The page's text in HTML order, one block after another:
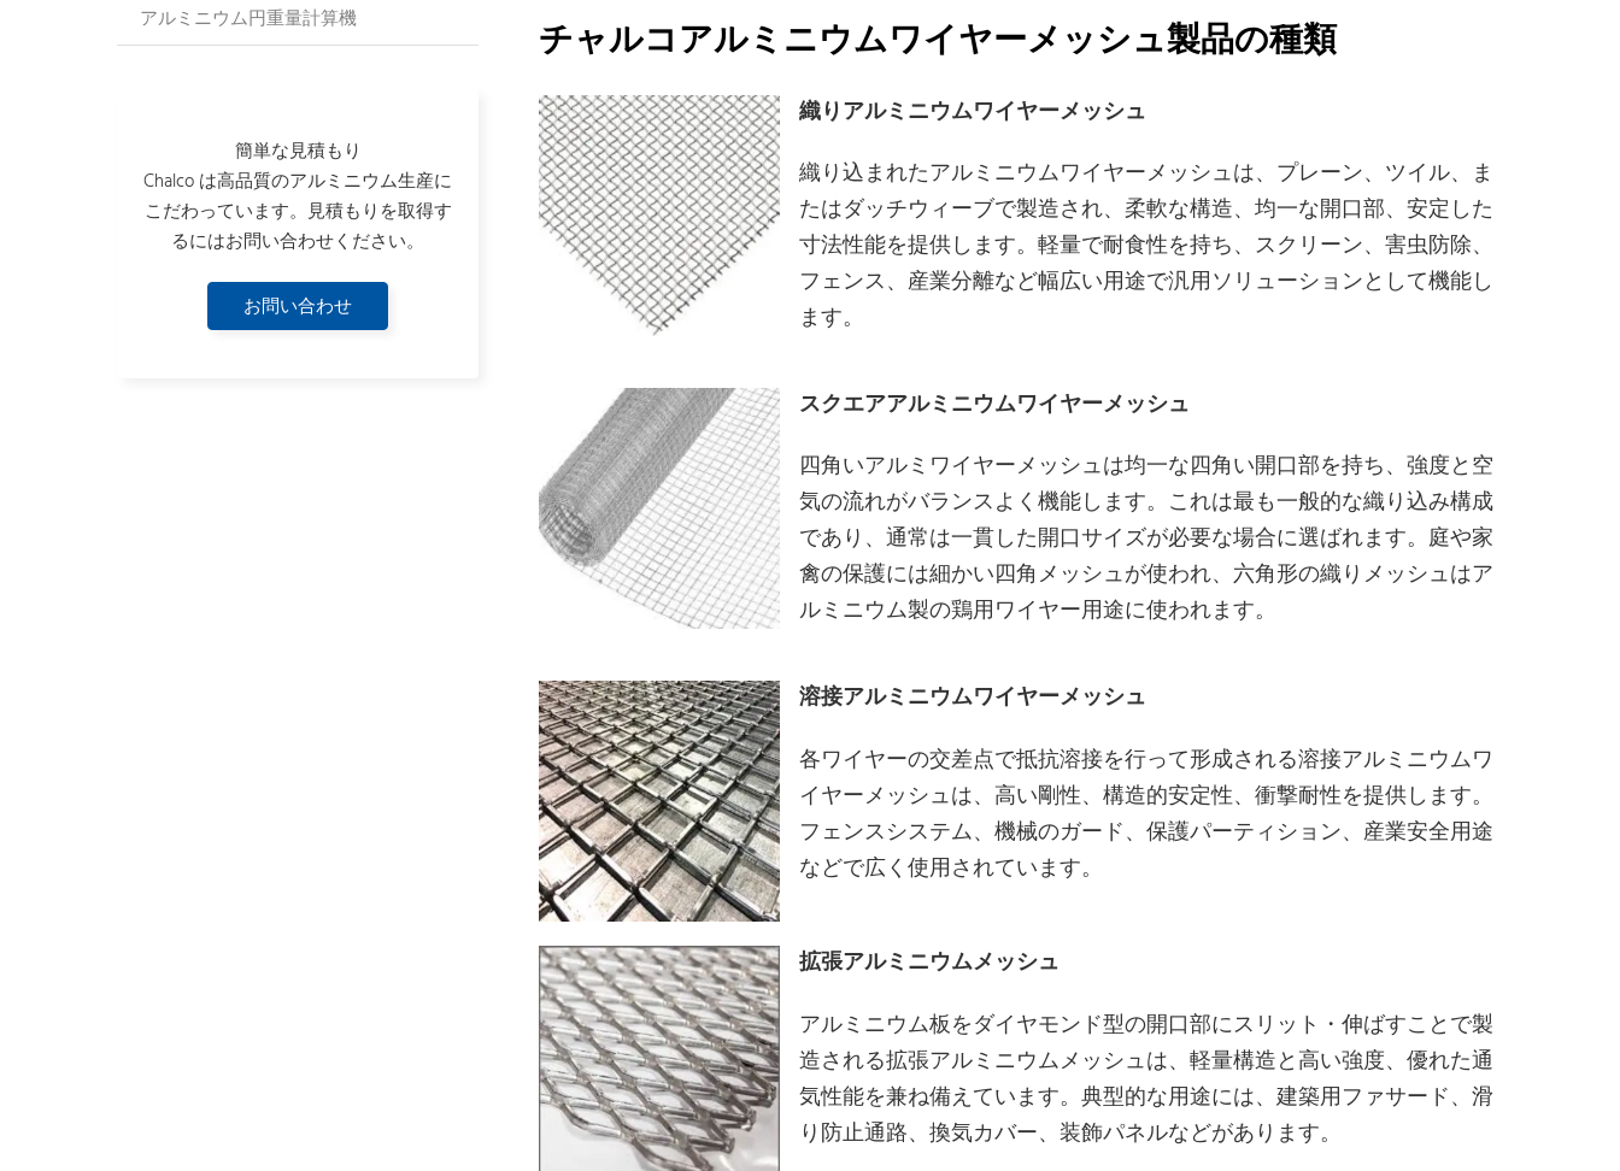
アルミニウム円重量計算機
簡単な見積もり
Chalco は高品質のアルミニウム生産に
こだわっています。見積もりを取得す
るにはお問い合わせください。
お問い合わせ
チャルコアルミニウムワイヤーメッシュ製品の種類
織りアルミニウムワイヤーメッシュ
織り込まれたアルミニウムワイヤーメッシュは、プレーン、ツイル、ま
たはダッチウィーブで製造され、柔軟な構造、均一な開口部、安定した
寸法性能を提供します。軽量で耐食性を持ち、スクリーン、害虫防除、
フェンス、産業分離など幅広い用途で汎用ソリューションとして機能し
ます。
スクエアアルミニウムワイヤーメッシュ
四角いアルミワイヤーメッシュは均一な四角い開口部を持ち、強度と空
気の流れがバランスよく機能します。これは最も一般的な織り込み構成
であり、通常は一貫した開口サイズが必要な場合に選ばれます。庭や家
禽の保護には細かい四角メッシュが使われ、六角形の織りメッシュはア
ルミニウム製の鶏用ワイヤー用途に使われます。
溶接アルミニウムワイヤーメッシュ
各ワイヤーの交差点で抵抗溶接を行って形成される溶接アルミニウムワ
イヤーメッシュは、高い剛性、構造的安定性、衝撃耐性を提供します。
フェンスシステム、機械のガード、保護パーティション、産業安全用途
などで広く使用されています。
拡張アルミニウムメッシュ
アルミニウム板をダイヤモンド型の開口部にスリット・伸ばすことで製
造される拡張アルミニウムメッシュは、軽量構造と高い強度、優れた通
気性能を兼ね備えています。典型的な用途には、建築用ファサード、滑
り防止通路、換気カバー、装飾パネルなどがあります。